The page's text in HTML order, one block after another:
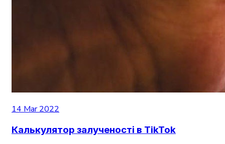
14 Mar 2022
Калькулятор залученості в TikTok